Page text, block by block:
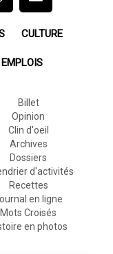
CULTURE
EMPLOIS
Billet
Opinion
Clin d'oeil
Archives
Dossiers
d'activités
Recettes
en ligne
Mots Croisés
en photos